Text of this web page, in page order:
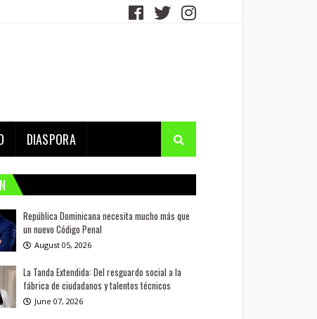
DIASPORA
República Dominicana necesita mucho más que
un nuevo Código Penal
August 05, 2026
La Tanda Extendida: Del resguardo social a la
fábrica de ciudadanos y talentos técnicos
June 07, 2026